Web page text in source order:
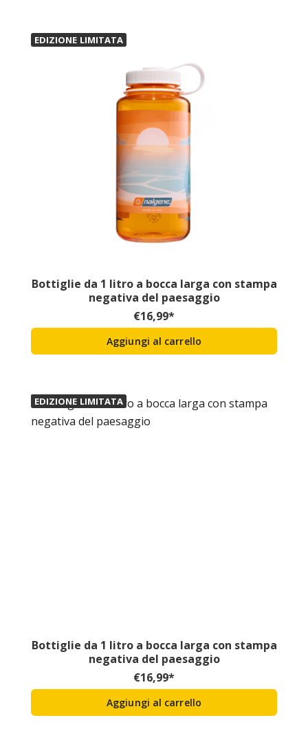
EDIZIONE LIMITATA
Bottiglie da 1 litro a bocca larga con stampa
negativa del paesaggio
€16,99*
Aggiungi al carrello
EDIZIONE LIMITATA
Bottiglie da 1 litro a bocca larga con stampa
negativa del paesaggio
€16,99*
Aggiungi al carrello